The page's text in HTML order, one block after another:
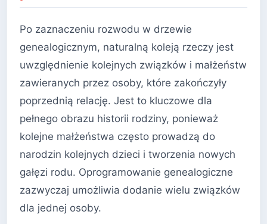
Po zaznaczeniu rozwodu w drzewie
genealogicznym, naturalną koleją rzeczy jest
uwzględnienie kolejnych związków i małżeństw
zawieranych przez osoby, które zakończyły
poprzednią relację. Jest to kluczowe dla
pełnego obrazu historii rodziny, ponieważ
kolejne małżeństwa często prowadzą do
narodzin kolejnych dzieci i tworzenia nowych
gałęzi rodu. Oprogramowanie genealogiczne
zazwyczaj umożliwia dodanie wielu związków
dla jednej osoby.